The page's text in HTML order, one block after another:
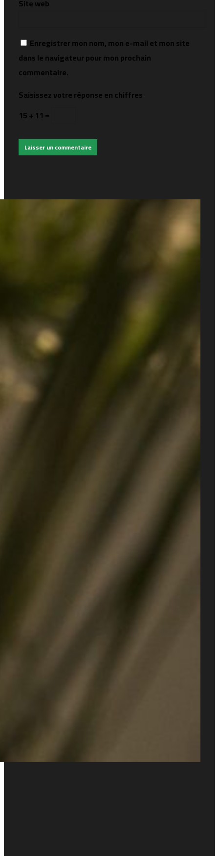
Site web
Enregistrer mon nom, mon e-mail et mon site
dans le navigateur pour mon prochain
commentaire.
Saisissez votre réponse en chiffres
15 + 11 =